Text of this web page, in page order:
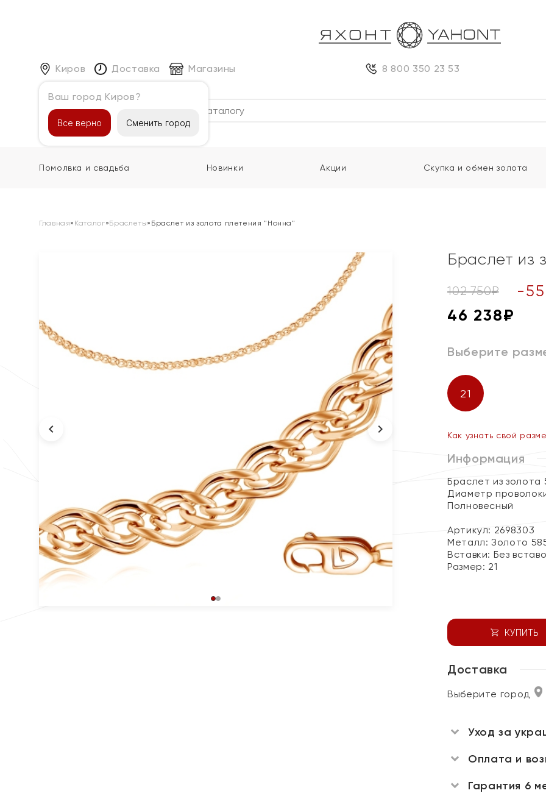
Киров
Ваш город Киров?
Все верно Сменить город
Доставка Магазины 8 800 350 23 53
Каталог
Помолвка и свадьба Новинки Акции Скупка и обмен золота
Главная» Каталог»Браслеты» Браслет из золота плетения "Нонна"
Браслет из
102 750₽ -55
46 238₽
Выберите
21
Как узнать свой
Информация
Браслет из
Диаметр
Полновесный
Артикул: 2698303
Металл:Золото
Вставки: Без
Размер: 21
КУПИТЬ
Доставка
Выберите город
Уход за
Оплата и
Гарантия 6